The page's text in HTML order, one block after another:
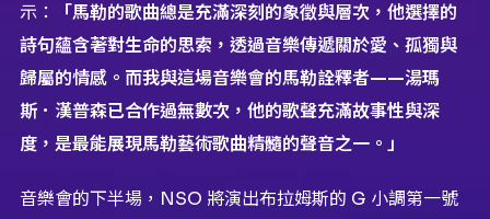
示：
「馬勒的歌曲總是充滿深刻的象徵與層次，他選擇的
詩句蘊含著對生命的思索，透過音樂傳遞關於愛、孤獨與
歸屬的情感。而我與這場音樂會的馬勒詮釋者——湯瑪
斯．漢普森已合作過無數次，他的歌聲充滿故事性與深
度，是最能展現馬勒藝術歌曲精髓的聲音之一。」
音樂會的下半場，NSO 將演出布拉姆斯的 G 小調第一號